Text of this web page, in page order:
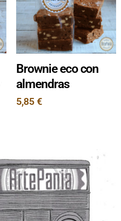
Brownie eco con
almendras
5,85 €